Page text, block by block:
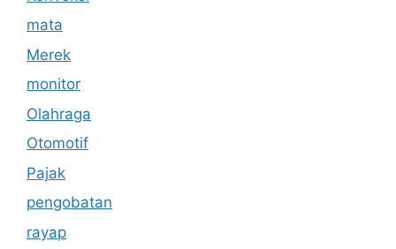
mata
Merek
monitor
Olahraga
Otomotif
Pajak
pengobatan
rayap